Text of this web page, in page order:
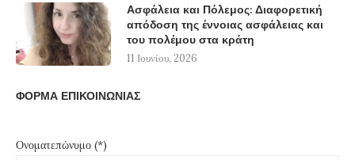
Ασφάλεια και Πόλεμος: Διαφορετική
απόδοση της έννοιας ασφάλειας και
του πολέμου στα κράτη
11 Ιουνίου, 2026
ΦΟΡΜΑ ΕΠΙΚΟΙΝΩΝΙΑΣ
Ονοματεπώνυμο (*)